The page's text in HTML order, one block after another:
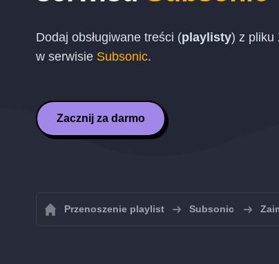
Dodaj obsługiwane treści (playlisty) z pliku
w serwisie Subsonic.
Zacznij za darmo
Przenoszenie playlist Subsonic